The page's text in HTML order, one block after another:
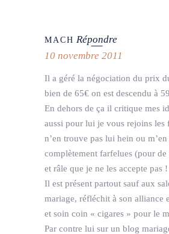
MACH Répondre
10 novembre 2011
Il a géré la négociation du prix
bien de 65€ on est descendu à
En dehors de ça il critique mes
aussi pour lui je vous rejoins
n’en trouve pas lui hein ou
complètement farfelues (pour
et râle que je ne les accepte pas !
Il est présent partout sauf aux
mariage, réfléchit à son alliance
et soin coin « cigares » pour le
Par contre lui sur un blog